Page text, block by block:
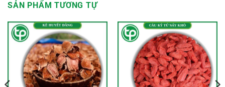
SẢN PHẨM TƯƠNG TỰ
VND